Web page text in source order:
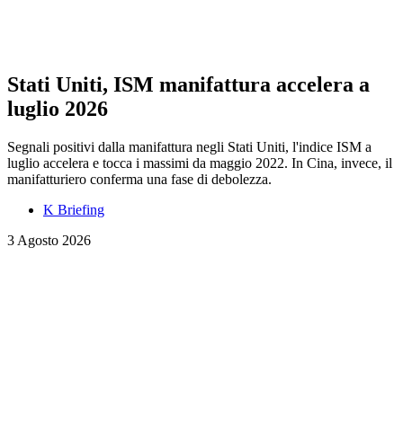
Stati Uniti, ISM manifattura accelera a
luglio 2026
Segnali positivi dalla manifattura negli Stati Uniti, l'indice ISM a
luglio accelera e tocca i massimi da maggio 2022. In Cina, invece, il
manifatturiero conferma una fase di debolezza.
K Briefing
3 Agosto 2026